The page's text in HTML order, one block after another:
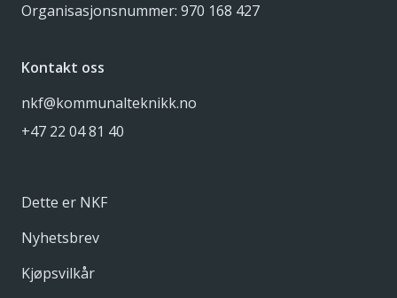
Organisasjonsnummer: 970 168 427
Kontakt oss
nkf@kommunalteknikk.no
+47 22 04 81 40
Dette er NKF
Nyhetsbrev
Kjøpsvilkår